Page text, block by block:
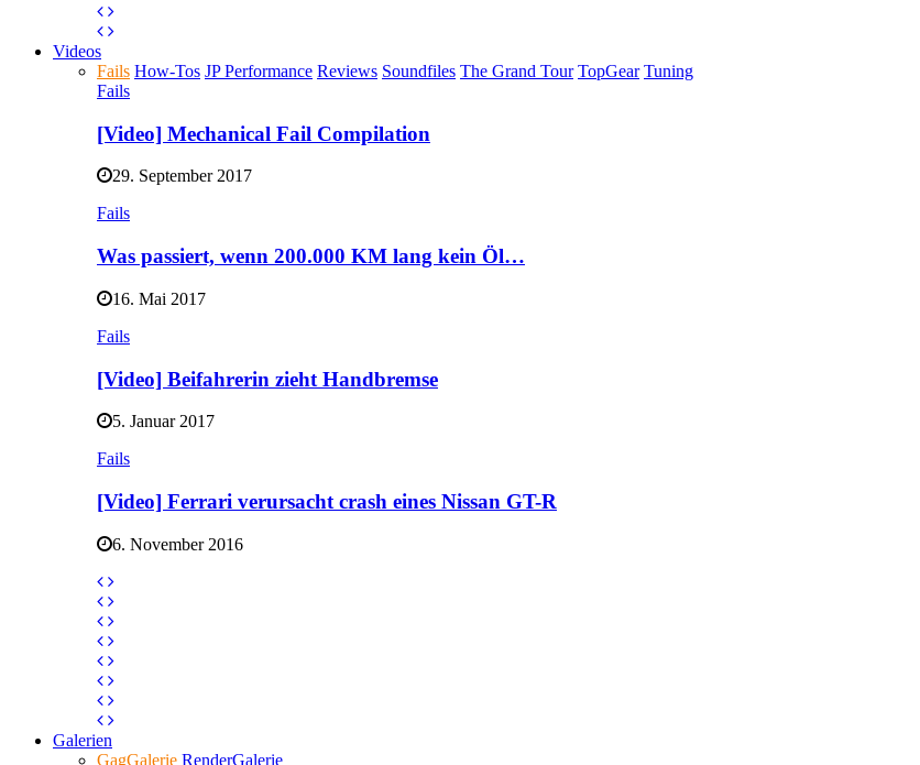
Videos
Fails How-Tos JP Performance Reviews Soundfiles The Grand Tour TopGear Tuning
Fails
[Video] Mechanical Fail Compilation
29. September 2017
Fails
Was passiert, wenn 200.000 KM lang kein Öl…
16. Mai 2017
Fails
[Video] Beifahrerin zieht Handbremse
5. Januar 2017
Fails
[Video] Ferrari verursacht crash eines Nissan GT-R
6. November 2016
Galerien
GagGalerie RenderGalerie